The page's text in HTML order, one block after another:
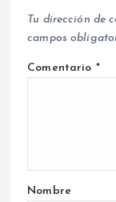
Tu dirección de
campos
Comentario *
Nombre